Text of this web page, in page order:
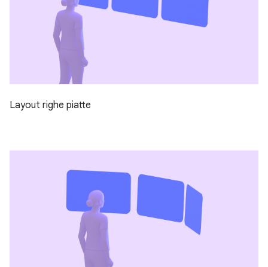
Layout righe piatte